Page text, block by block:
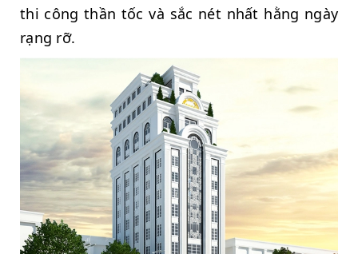
thi công thần tốc và sắc nét nhất hằng ngày
rạng rỡ.